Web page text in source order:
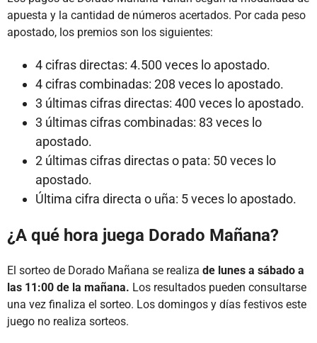
apuesta y la cantidad de números acertados. Por cada peso
apostado, los premios son los siguientes:
4 cifras directas: 4.500 veces lo apostado.
4 cifras combinadas: 208 veces lo apostado.
3 últimas cifras directas: 400 veces lo apostado.
3 últimas cifras combinadas: 83 veces lo
apostado.
2 últimas cifras directas o pata: 50 veces lo
apostado.
Última cifra directa o uña: 5 veces lo apostado.
¿A qué hora juega Dorado Mañana?
El sorteo de Dorado Mañana se realiza de lunes a sábado a
las 11:00 de la mañana. Los resultados pueden consultarse
una vez finaliza el sorteo. Los domingos y días festivos este
juego no realiza sorteos.